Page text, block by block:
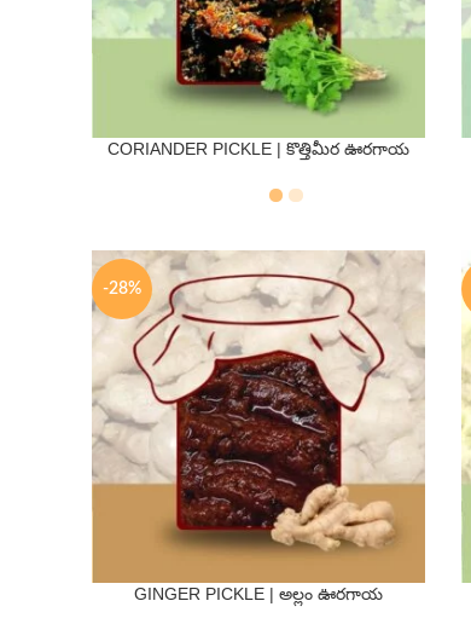
QTY
CORIANDER PICKLE | కొత్తిమీర ఊరగాయ
-28%
QTY
GINGER PICKLE | అల్లం ఊరగాయ